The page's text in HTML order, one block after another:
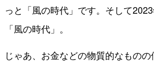
っと「風の時代」です。そして
「風の時代」。
じゃあ、お金などの物質的なもの